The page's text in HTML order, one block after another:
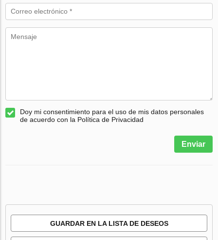
Doy mi consentimiento para el uso de mis datos personales
de acuerdo con la Política de Privacidad
Enviar
GUARDAR EN LA LISTA DE DESEOS